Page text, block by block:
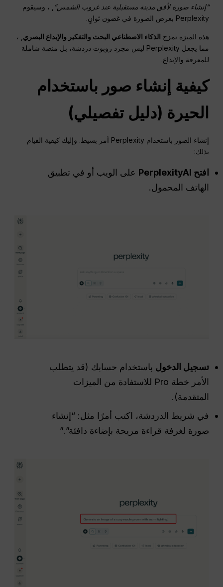
“إنشاء صورة لأفق مدينة مستقبلية عند غروب الشمس”
, ، وسيقوم
Perplexity بعرض الصورة في غضون ثوانٍ.
هذه الميزة تمزج الذكاء الاصطناعي البحث والتفكير والإبداع البصري , ،
مما يجعل Perplexity ليس مجرد روبوت دردشة، بل منصة شاملة
للمعرفة والإبداع.
كيفية إنشاء صور باستخدام
الحيرة (دليل تفصيلي)
إنشاء الصور باستخدام Perplexity أمر بسيط. وإليك كيفية القيام
بذلك:
افتح PerplexityAI
على الويب أو في تطبيق
الهاتف المحمول.
تسجيل الدخول باستخدام حسابك (قد يتطلب
الأمر خطة Pro للاستفادة من الميزات
المتقدمة).
في شريط الدردشة، اكتب أمرًا مثل: “إنشاء
صورة لغرفة قراءة مريحة بإضاءة دافئة”.”